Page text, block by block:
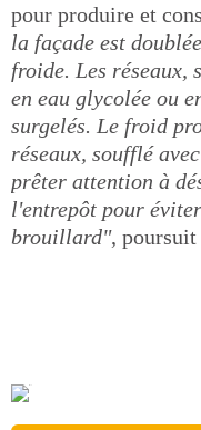
pour produire et
la façade est
froide. Les réseaux,
en eau glycolée ou
surgelés. Le froid
réseaux, soufflé
prêter attention à
l'entrepôt pour
brouillard",